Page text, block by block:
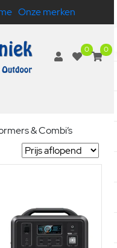
Onze merken
0 0
& Combi’s